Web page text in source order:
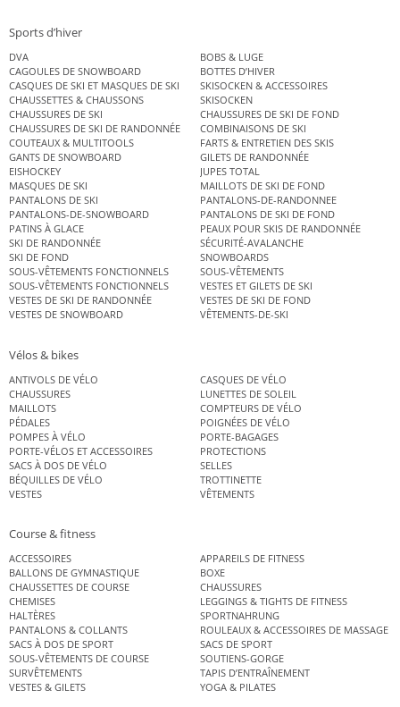
Sports d’hiver
DVA
BOBS & LUGE
CAGOULES DE SNOWBOARD
BOTTES D’HIVER
CASQUES DE SKI ET MASQUES DE SKI
SKISOCKEN & ACCESSOIRES
CHAUSSETTES & CHAUSSONS
SKISOCKEN
CHAUSSURES DE SKI
CHAUSSURES DE SKI DE FOND
CHAUSSURES DE SKI DE RANDONNÉE
COMBINAISONS DE SKI
COUTEAUX & MULTITOOLS
FARTS & ENTRETIEN DES SKIS
GANTS DE SNOWBOARD
GILETS DE RANDONNÉE
EISHOCKEY
JUPES TOTAL
MASQUES DE SKI
MAILLOTS DE SKI DE FOND
PANTALONS DE SKI
PANTALONS-DE-RANDONNEE
PANTALONS-DE-SNOWBOARD
PANTALONS DE SKI DE FOND
PATINS À GLACE
PEAUX POUR SKIS DE RANDONNÉE
SKI DE RANDONNÉE
SÉCURITÉ-AVALANCHE
SKI DE FOND
SNOWBOARDS
SOUS-VÊTEMENTS FONCTIONNELS
SOUS-VÊTEMENTS
SOUS-VÊTEMENTS FONCTIONNELS
VESTES ET GILETS DE SKI
VESTES DE SKI DE RANDONNÉE
VESTES DE SKI DE FOND
VESTES DE SNOWBOARD
VÊTEMENTS-DE-SKI
Vélos & bikes
ANTIVOLS DE VÉLO
CASQUES DE VÉLO
CHAUSSURES
LUNETTES DE SOLEIL
MAILLOTS
COMPTEURS DE VÉLO
PÉDALES
POIGNÉES DE VÉLO
POMPES À VÉLO
PORTE-BAGAGES
PORTE-VÉLOS ET ACCESSOIRES
PROTECTIONS
SACS À DOS DE VÉLO
SELLES
BÉQUILLES DE VÉLO
TROTTINETTE
VESTES
VÊTEMENTS
Course & fitness
ACCESSOIRES
APPAREILS DE FITNESS
BALLONS DE GYMNASTIQUE
BOXE
CHAUSSETTES DE COURSE
CHAUSSURES
CHEMISES
LEGGINGS & TIGHTS DE FITNESS
HALTÈRES
SPORTNAHRUNG
PANTALONS & COLLANTS
ROULEAUX & ACCESSOIRES DE MASSAGE
SACS À DOS DE SPORT
SACS DE SPORT
SOUS-VÊTEMENTS DE COURSE
SOUTIENS-GORGE
SURVÊTEMENTS
TAPIS D’ENTRAÎNEMENT
VESTES & GILETS
YOGA & PILATES